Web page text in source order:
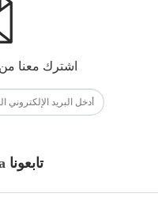
اشترك معنا
تابعونا